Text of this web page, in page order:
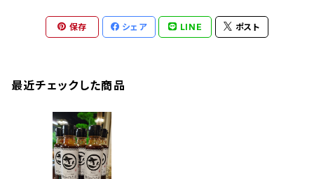
保存 シェア LINE ポスト
最近チェックした商品